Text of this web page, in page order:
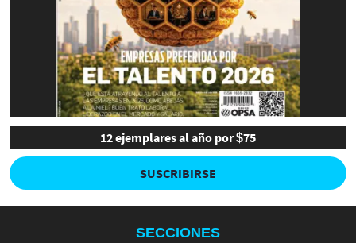
12 ejemplares al año por $75
SUSCRIBIRSE
SECCIONES